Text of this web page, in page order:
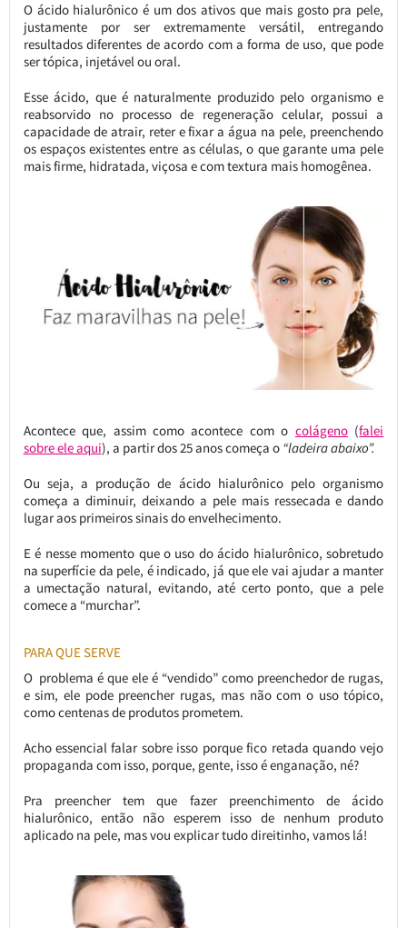
O ácido hialurônico é um dos ativos que mais gosto pra pele,
justamente por ser extremamente versátil, entregando
resultados diferentes de acordo com a forma de uso, que pode
ser tópica, injetável ou oral.
Esse ácido, que é naturalmente produzido pelo organismo e
reabsorvido no processo de regeneração celular, possui a
capacidade de atrair, reter e fixar a água na pele, preenchendo
os espaços existentes entre as células, o que garante uma pele
mais firme, hidratada, viçosa e com textura mais homogênea.
Acontece que, assim como acontece com o colágeno(falei
sobre ele aqui), a partir dos 25 anos começa o “ladeira abaixo”.
Ou seja, a produção de ácido hialurônico pelo organismo
começa a diminuir, deixando a pele mais ressecada e dando
lugar aos primeiros sinais do envelhecimento.
E é nesse momento que o uso do ácido hialurônico, sobretudo
na superfície da pele, é indicado, já que ele vai ajudar a manter
a umectação natural, evitando, até certo ponto, que a pele
comece a “murchar”.
PARA QUE SERVE
O problema é que ele é “vendido” como preenchedor de rugas,
e sim, ele pode preencher rugas, mas não com o uso tópico,
como centenas de produtos prometem.
Acho essencial falar sobre isso porque fico retada quando vejo
propaganda com isso, porque, gente, isso é enganação, né?
Pra preencher tem que fazer preenchimento de ácido
hialurônico, então não esperem isso de nenhum produto
aplicado na pele, mas vou explicar tudo direitinho, vamos lá!